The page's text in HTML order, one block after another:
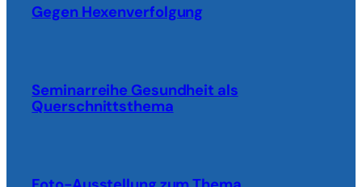
Gegen Hexenverfolgung
Seminarreihe Gesundheit als
Querschnittsthema